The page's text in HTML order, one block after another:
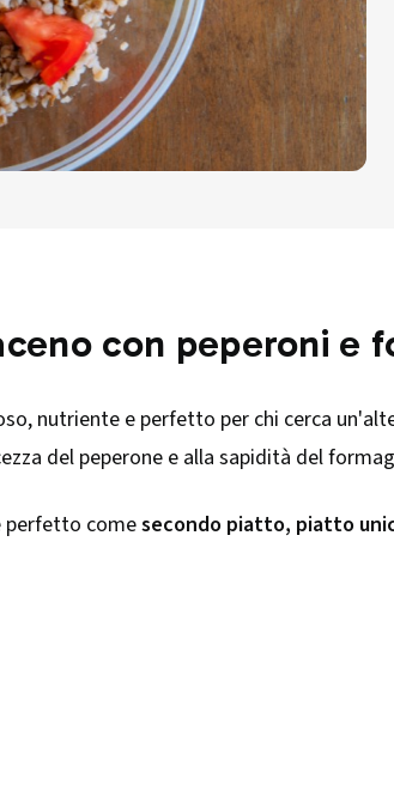
con peperoni e
nutriente e perfetto per chi cerca
del peperone e alla sapidità del
perfetto comesecondo piatto, piatto